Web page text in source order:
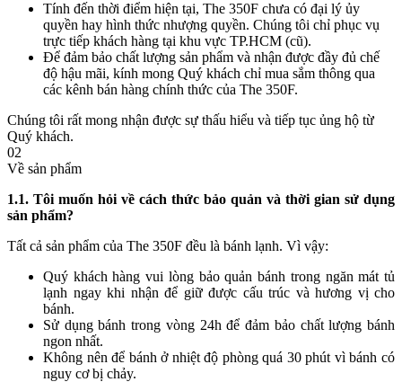
Tính đến thời điểm hiện tại, The 350F chưa có đại lý ủy
quyền hay hình thức nhượng quyền. Chúng tôi chỉ phục vụ
trực tiếp khách hàng tại khu vực TP.HCM (cũ).
Để đảm bảo chất lượng sản phẩm và nhận được đầy đủ chế
độ hậu mãi, kính mong Quý khách chỉ mua sắm thông qua
các kênh bán hàng chính thức của The 350F.
Chúng tôi rất mong nhận được sự thấu hiểu và tiếp tục ủng hộ từ
Quý khách.
02
Về sản phẩm
1.1. Tôi muốn hỏi về cách thức bảo quản và thời gian sử dụng
sản phẩm?
Tất cả sản phẩm của The 350F đều là bánh lạnh. Vì vậy:
Quý khách hàng vui lòng bảo quản bánh trong ngăn mát tủ
lạnh ngay khi nhận để giữ được cấu trúc và hương vị cho
bánh.
Sử dụng bánh trong vòng 24h để đảm bảo chất lượng bánh
ngon nhất.
Không nên để bánh ở nhiệt độ phòng quá 30 phút vì bánh có
nguy cơ bị chảy.